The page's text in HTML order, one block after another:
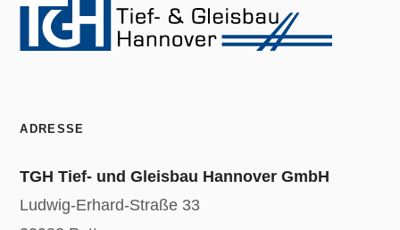
ADRESSE
TGH Tief- und Gleisbau Hannover GmbH
Ludwig-Erhard-Straße 33